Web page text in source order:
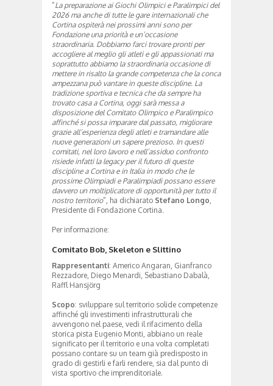
“La preparazione ai Giochi Olimpici e Paralimpici del
2026 ma anche di tutte le gare internazionali che
Cortina ospiterà nei prossimi anni sono per
Fondazione una priorità e un’occasione
straordinaria. Dobbiamo farci trovare pronti per
accogliere al meglio gli atleti e gli appassionati ma
soprattutto abbiamo la straordinaria occasione di
mettere in risalto la grande competenza che la conca
ampezzana può vantare in queste discipline. La
tradizione sportiva e tecnica che da sempre ha
trovato casa a Cortina, oggi sarà messa a
disposizione del Comitato Olimpico e Paralimpico
affinché si possa imparare dal passato, migliorare
grazie all’esperienza degli atleti e tramandare alle
nuove generazioni un sapere prezioso. In questi
comitati, nel loro lavoro e nell’assiduo confronto
risiede infatti la legacy per il futuro di queste
discipline a Cortina e in Italia in modo che le
prossime Olimpiadi e Paralimpiadi possano essere
davvero un moltiplicatore di opportunità per tutto il
nostro territorio”, ha dichiarato Stefano Longo,
Presidente di Fondazione Cortina.
Per informazione:
Comitato Bob, Skeleton e Slittino
Rappresentanti: Americo Angaran, Gianfranco
Rezzadore, Diego Menardi, Sebastiano Dabalà,
Raffl Hansjörg
Scopo: sviluppare sul territorio solide competenze
affinché gli investimenti infrastrutturali che
avvengono nel paese, vedi il rifacimento della
storica pista Eugenio Monti, abbiano un reale
significato per il territorio e una volta completati
possano contare su un team già predisposto in
grado di gestirli e farli rendere, sia dal punto di
vista sportivo che imprenditoriale.